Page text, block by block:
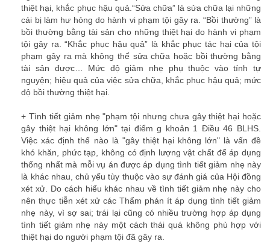
thiệt hại, khắc phục hậu quả. “Sửa chữa” là sửa chữa lại những
cái bị làm hư hỏng do hành vi phạm tội gây ra.“Bồi thường” là
bồi thường bằng tài sản cho những thiệt hại do hành vi phạm
tội gây ra.“Khắc phục hậu quả” là khắc phục tác hại của tội
phạm gây ra mà không thể sửa chữa hoặc bồi thường bằng
tài sản được… Mức độ giảm nhẹ phụ thuộc vào tính tự
nguyện; hiệu quả của việc sửa chữa, khắc phục hậu quả; mức
độ bồi thường thiệt hại.
+ Tình tiết giảm nhẹ"phạm tội nhưng chưa gây thiệt hại hoặc
gây thiệt hại không lớn"tại điểm g khoản 1 Điều 46 BLHS.
Việc xác định thế nào là "gây thiệt hại không lớn" là vấn đề
khó khăn, phức tạp, không có định lượng vật chất để áp dụng
thống nhất mà mỗi vụ án được áp dụng tình tiết giảm nhẹ này
là khác nhau, chủ yếu tùy thuộc vào sự đánh giá của Hội đồng
xét xử. Do cách hiểu khác nhau về tình tiết giảm nhẹ này cho
nên thực tiễn xét xử các Thẩm phán ít áp dụng tình tiết giảm
nhẹ này, vì sợ sai; trái lại cũng có nhiều trường hợp áp dụng
tình tiết giảm nhẹ này một cách thái quá không phù hợp với
thiệt hại do người phạm tội đã gây ra.